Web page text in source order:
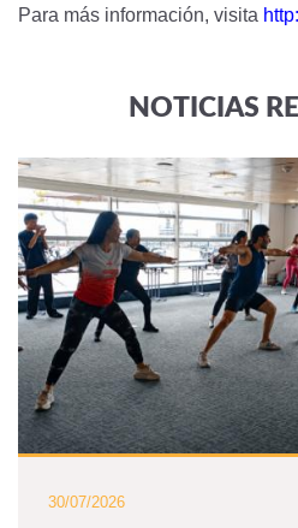
Para más información, visita
NOTICIAS
30/07/2026